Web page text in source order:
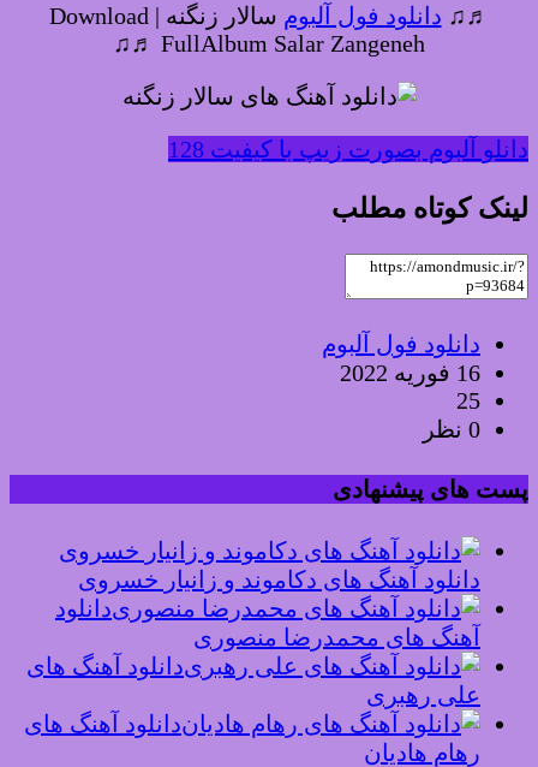
♬♫ دانلود فول آلبوم
سالار زنگنه | Download
FullAlbum Salar Zangeneh ♬♫
دانلو آلبوم بصورت زیپ با کیفیت 128
لینک کوتاه مطلب
دانلود فول آلبوم
16 فوریه 2022
25
0 نظر
پست های پیشنهادی
دانلود آهنگ های دکاموند و زانیار خسروی
دانلود
آهنگ های محمدرضا منصوری
دانلود آهنگ های
علی رهبری
دانلود آهنگ های
رهام هادیان